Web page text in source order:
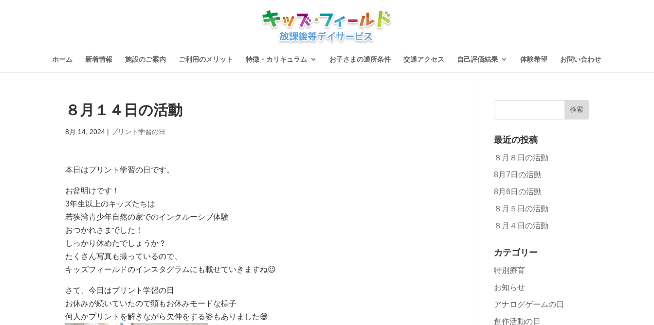
ホーム 新着情報 施設のご案内 ご利用のメリット 特徴・カリキュラム お子さまの通所条件 交通アクセス 自己評価結果 体験希望 お問い合わせ
８月１４日の活動
8月 14, 2024 | プリント学習の日
本日はプリント学習の日です。
お盆明けです！
3年生以上のキッズたちは
若狭湾青少年自然の家でのインクルーシブ体験
おつかれさまでした！
しっかり休めたでしょうか？
たくさん写真も撮っているので、
キッズフィールドのインスタグラムにも載せていきますね😉
さて、今日はプリント学習の日
お休みが続いていたので頭もお休みモードな様子
何人かプリントを解きながら欠伸をする姿もありました😅
最近の投稿
８月８日の活動
8月7日の活動
8月6日の活動
８月５日の活動
８月４日の活動
カテゴリー
特別療育
お知らせ
アナログゲームの日
創作活動の日